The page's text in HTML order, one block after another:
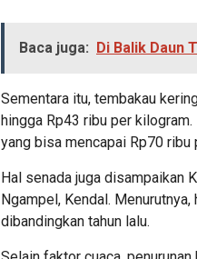
Baca juga: Di Balik Daun
Sementara itu, tembakau
hingga Rp43 ribu per
yang bisa mencapai Rp70 ribu
Hal senada juga disampaikan
Ngampel, Kendal.
dibandingkan tahun lalu.